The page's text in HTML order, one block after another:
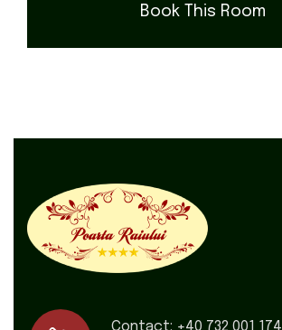
Book This Room
Contact: +40 732 001 174